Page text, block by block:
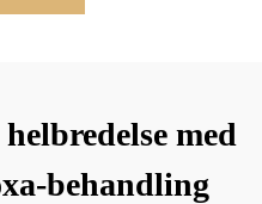
med
behandling